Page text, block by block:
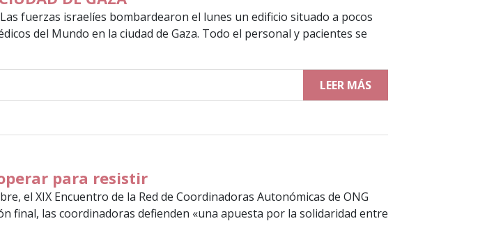
fuerzas israelíes bombardearon el lunes un edificio situado a pocos
del Mundo en la ciudad de Gaza. Todo el personal y pacientes se
LEER MÁS
para resistir
el XIX Encuentro de la Red de Coordinadoras Autonómicas de ONG
final, las coordinadoras defienden «una apuesta por la solidaridad entre